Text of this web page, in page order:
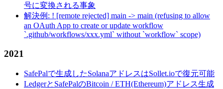
号に変換される事象
解決例: ! [remote rejected] main -> main (refusing to allow
an OAuth App to create or update workflow
`.github/workflows/xxx.yml` without `workflow` scope)
2021
SafePalで生成したSolanaアドレスはSollet.ioで復元可能
LedgerとSafePalのBitcoin / ETH(Ethereum)アドレス生成